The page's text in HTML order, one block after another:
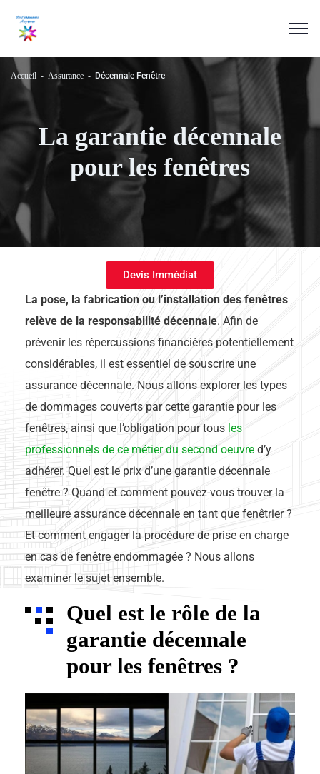
La garantie décennale
pour les fenêtres
Accueil Assurance Décennale Fenêtre
Devis Immédiat
La pose, la fabrication ou l’installation des fenêtres
relève de la responsabilité décennale. Afin de
prévenir les répercussions financières potentiellement
considérables, il est essentiel de souscrire une
assurance décennale. Nous allons explorer les types
de dommages couverts par cette garantie pour les
fenêtres, ainsi que l’obligation pour tous les
professionnels de ce métier du second oeuvre d’y
adhérer. Quel est le prix d’une garantie décennale
fenêtre ? Quand et comment pouvez-vous trouver la
meilleure assurance décennale en tant que fenêtrier ?
Et comment engager la procédure de prise en charge
en cas de fenêtre endommagée ? Nous allons
examiner le sujet ensemble.
Quel est le rôle de la
garantie décennale
pour les fenêtres ?